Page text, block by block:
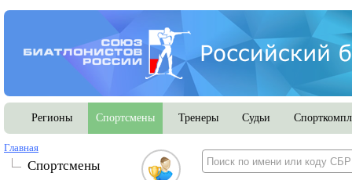
Регионы Спортсмены Тренеры Судьи
Главная
Спортсмены